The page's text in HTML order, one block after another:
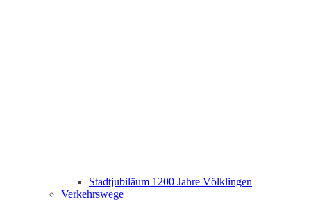
Stadtjubiläum 1200 Jahre Völklingen
Verkehrswege